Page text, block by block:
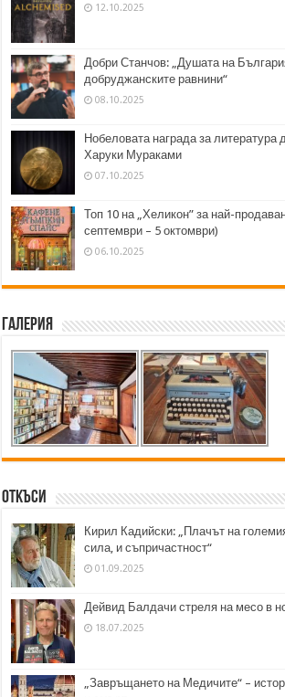
12.10.2025
Добри Станчов: „Душата на
добруджанските равнини“
08.10.2025
Нобеловата награда за литература
Харуки Мураками
07.10.2025
Топ 10 на „Хеликон” за най-
септември – 5 октомври)
06.10.2025
Галерия
Откъси
Кирил Кадийски: „Плачът на
сила, и съпричастност“
01.09.2025
Дейвид Балдачи стреля на месо в
18.07.2025
„Завръщането на Медичите“ –